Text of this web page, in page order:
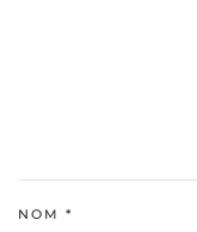
NOM *